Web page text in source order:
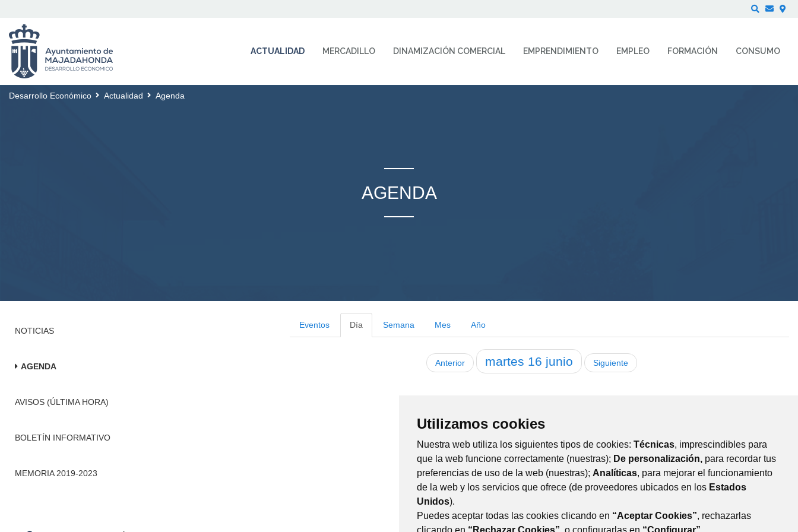
Utilizamos cookies
Nuestra web utiliza los siguientes tipos de cookies: Técnicas, imprescindibles para
que la web funcione correctamente (nuestras); De personalización, para recordar tus
preferencias de uso de la web (nuestras); Analíticas, para mejorar el funcionamiento
de la web y los servicios que ofrece (de proveedores ubicados en los Estados
Unidos).
Puedes aceptar todas las cookies clicando en “Aceptar Cookies”, rechazarlas
clicando en “Rechazar Cookies” , o configurarlas en “Configurar”
ACTUALIDAD MERCADILLO DINAMIZACIÓN COMERCIAL EMPRENDIMIENTO EMPLEO FORMACIÓN CONSUMO
Desarrollo Económico Actualidad Agenda
AGENDA
NOTICIAS
AGENDA
AVISOS (ÚLTIMA HORA)
BOLETÍN INFORMATIVO
MEMORIA 2019-2023
Eventos Día Semana Mes Año
Anterior martes 16 junio Siguiente